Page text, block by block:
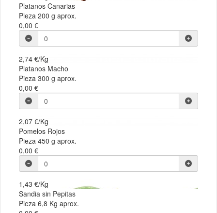
Platanos Canarias
Pieza 200 g aprox.
0,00 €
2,74 €/Kg
Platanos Macho
Pieza 300 g aprox.
0,00 €
2,07 €/Kg
Pomelos Rojos
Pieza 450 g aprox.
0,00 €
1,43 €/Kg
Sandia sin Pepitas
Pieza 6,8 Kg aprox.